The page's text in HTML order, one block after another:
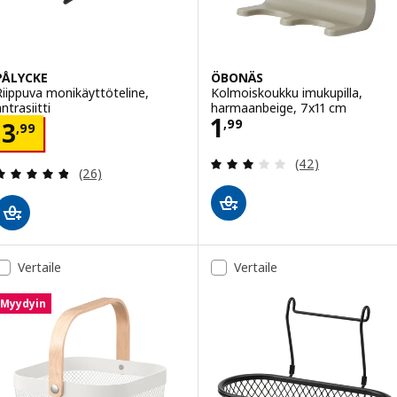
monikäyttöteline,
3,99 3,99
Arvio: 4.8 / 5 tähteä. Arvostelut yhteensä:
(26)
ÖBONÄS
Kolmoiskoukku imukupilla,
harmaanbeige, 7x11 cm
1,99
Hinta 1,99
Arvio: 3 / 5
(42)
Vertaile
Myydyin
Vertaile